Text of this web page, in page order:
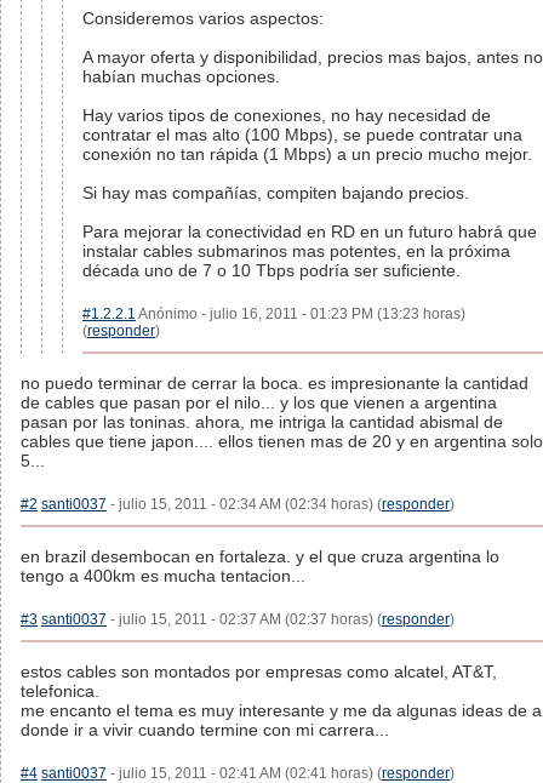
Consideremos varios aspectos:
A mayor oferta y disponibilidad, precios mas bajos, antes no
habían muchas opciones.
Hay varios tipos de conexiones, no hay necesidad de
contratar el mas alto (100 Mbps), se puede contratar una
conexión no tan rápida (1 Mbps) a un precio mucho mejor.
Si hay mas compañías, compiten bajando precios.
Para mejorar la conectividad en RD en un futuro habrá que
instalar cables submarinos mas potentes, en la próxima
década uno de 7 o 10 Tbps podría ser suficiente.
#1.2.2.1 Anónimo - julio 16, 2011 - 01:23 PM (13:23 horas)
(responder)
no puedo terminar de cerrar la boca. es impresionante la cantidad
de cables que pasan por el nilo... y los que vienen a argentina
pasan por las toninas. ahora, me intriga la cantidad abismal de
cables que tiene japon.... ellos tienen mas de 20 y en argentina solo
5...
#2 santi0037 - julio 15, 2011 - 02:34 AM (02:34 horas) (responder)
en brazil desembocan en fortaleza. y el que cruza argentina lo
tengo a 400km es mucha tentacion...
#3 santi0037 - julio 15, 2011 - 02:37 AM (02:37 horas) (responder)
estos cables son montados por empresas como alcatel, AT&T,
telefonica.
me encanto el tema es muy interesante y me da algunas ideas de a
donde ir a vivir cuando termine con mi carrera...
#4 santi0037 - julio 15, 2011 - 02:41 AM (02:41 horas) (responder)